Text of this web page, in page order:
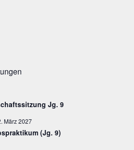
Jg. 9
März 2027
(Jg. 9)